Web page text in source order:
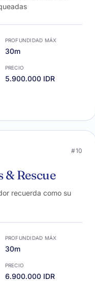
PROFUNDIDAD MÁX
30m
PRECIO
5.900.000 IDR
#10
& Rescue
recuerda como su
PROFUNDIDAD MÁX
30m
PRECIO
6.900.000 IDR